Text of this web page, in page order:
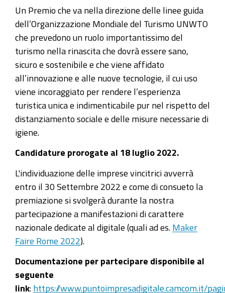
Un Premio che va nella direzione delle linee guida
dell’Organizzazione Mondiale del Turismo UNWTO
che prevedono un ruolo importantissimo del
turismo nella rinascita che dovrà essere sano,
sicuro e sostenibile e che viene affidato
all’innovazione e alle nuove tecnologie, il cui uso
viene incoraggiato per rendere l’esperienza
turistica unica e indimenticabile pur nel rispetto del
distanziamento sociale e delle misure necessarie di
igiene.
Candidature prorogate al 18 luglio 2022.
L'individuazione delle imprese vincitrici avverrà
entro il 30 Settembre 2022 e come di consueto la
premiazione si svolgerà durante la nostra
partecipazione a manifestazioni di carattere
nazionale dedicate al digitale (quali ad es. Maker
Faire Rome 2022).
Documentazione per partecipare disponibile al
seguente
link: https://www.puntoimpresadigitale.camcom.it/